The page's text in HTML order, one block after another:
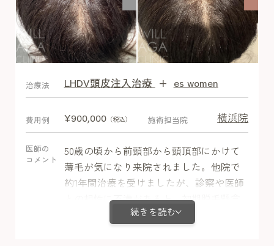
After
治療法 LHDV頭皮注入治療 + es women
費用例 ¥900,000（税込） 施術担当院 横浜院
医師の
コメント
50歳の頃から前頭部から頭頂部にかけて
薄毛が気になり来院されました。他院で
約1年間治療を受けましたが、診察や医師
との相性に不満がある上、初期脱毛懸念
もあり内服を中断した経緯があります。
続きを読む